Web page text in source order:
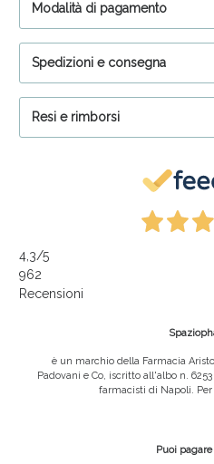
Modalità di pagamento
Spedizioni e consegna
Resi e rimborsi
4,3/5
962
Recensioni
è un marchio della Farmacia
Padovani e Co, iscritto all'albo n.
farmacisti di Napoli. Per
Puoi